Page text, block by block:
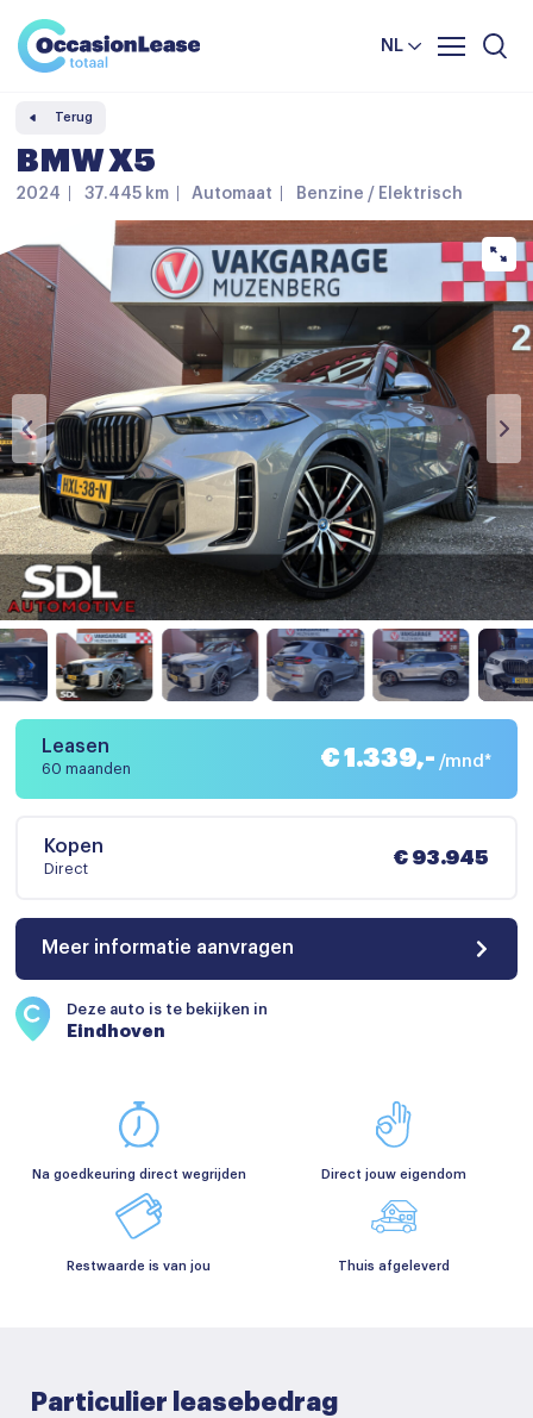
NL
Leasevoorwaarden
Veelgestelde vragen
Nieuws en tips
Over ons
Vergelijker
Terug
BMW X5
2024 37.445 km Automaat Benzine / Elektrisch
Leasen
60 maanden € 1.339,- /mnd*
Kopen
Direct
€ 93.945
Meer informatie aanvragen
Deze auto is te bekijken in
Eindhoven
Na goedkeuring direct wegrijden Direct jouw eigendom
Restwaarde is van jou Thuis afgeleverd
Particulier leasebedrag